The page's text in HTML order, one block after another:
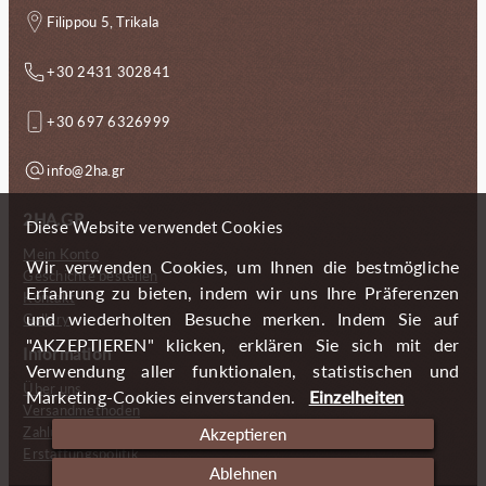
Filippou 5, Trikala
+30 2431 302841
+30 697 6326999
info@2ha.gr
2HA.GR
Mein Konto
Geschichte bestellen
Kontakt
Gallery
Information
Über uns
Versandmethoden
Zahlungsmöglichkeiten
Erstattungspolitik
Diese Website verwendet Cookies
Wir verwenden Cookies, um Ihnen die bestmögliche
Erfahrung zu bieten, indem wir uns Ihre Präferenzen
und wiederholten Besuche merken. Indem Sie auf
"AKZEPTIEREN" klicken, erklären Sie sich mit der
Verwendung aller funktionalen, statistischen und
Marketing-Cookies einverstanden.
Einzelheiten
Akzeptieren
Ablehnen